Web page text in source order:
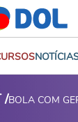
/BOLA COM